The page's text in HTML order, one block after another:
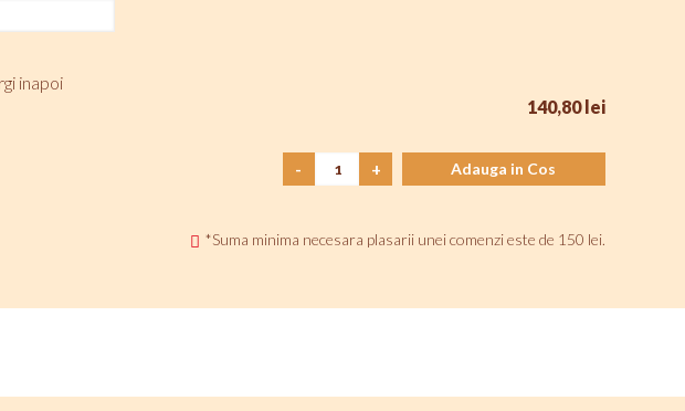
inapoi
140,80 lei
- + Adauga in Cos
*Suma minima necesara plasarii unei comenzi este de 150 lei.